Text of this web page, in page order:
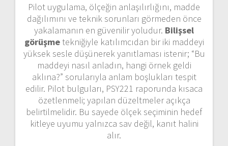
Pilot uygulama, ölçeğin anlaşılırlığını, madde
dağılımını ve teknik sorunları görmeden önce
yakalamanın en güvenilir yoludur. Bilişsel
görüşmetekniğiyle katılımcıdan bir iki maddeyi
yüksek sesle düşünerek yanıtlaması istenir; “Bu
maddeyi nasıl anladın, hangi örnek geldi
aklına?” sorularıyla anlam boşlukları tespit
edilir. Pilot bulguları, PSY221 raporunda kısaca
özetlenmeli; yapılan düzeltmeler açıkça
belirtilmelidir. Bu sayede ölçek seçiminin hedef
kitleye uyumu yalnızca sav değil, kanıt halini
alır.